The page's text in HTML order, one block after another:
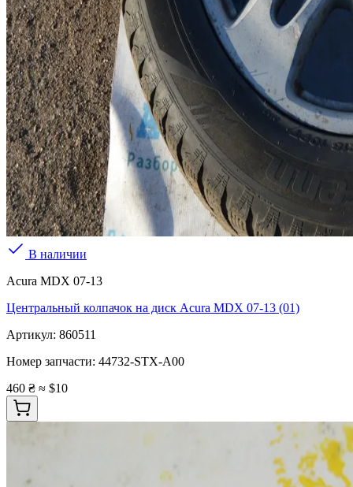
В наличии
Acura MDX 07-13
Центральный колпачок на диск Acura MDX 07-13 (01)
Артикул: 860511
Номер запчасти: 44732-STX-A00
460 ₴ ≈ $10